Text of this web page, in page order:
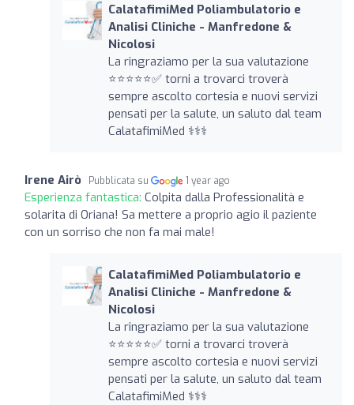
CalatafimiMed Poliambulatorio e
Analisi Cliniche - Manfredone &
Nicolosi
La ringraziamo per la sua valutazione
⭐️⭐️⭐️⭐️⭐️✅ torni a trovarci troverà
sempre ascolto cortesia e nuovi servizi
pensati per la salute, un saluto dal team
CalatafimiMed ‍⚕️‍⚕️‍⚕️
Irene Airò Pubblicata su 1 year ago
Esperienza fantastica: Colpita dalla Professionalità e
solarita di Oriana! Sa mettere a proprio agio il paziente
con un sorriso che non fa mai male!
CalatafimiMed Poliambulatorio e
Analisi Cliniche - Manfredone &
Nicolosi
La ringraziamo per la sua valutazione
⭐️⭐️⭐️⭐️⭐️✅ torni a trovarci troverà
sempre ascolto cortesia e nuovi servizi
pensati per la salute, un saluto dal team
CalatafimiMed ‍⚕️‍⚕️‍⚕️